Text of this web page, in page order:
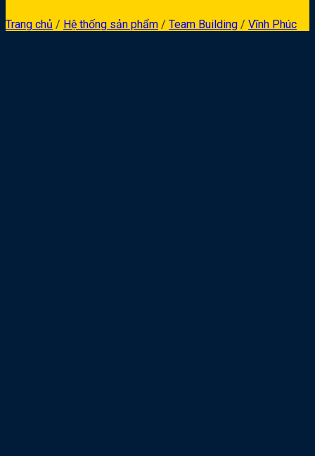
Trang chủ / Hệ thống sản phẩm / Team Building / Vĩnh Phúc